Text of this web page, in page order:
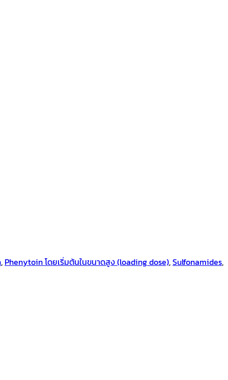
, Phenytoin โดยเริ่มต้นในขนาดสูง (loading dose),Sulfonamides,